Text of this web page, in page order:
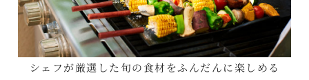
シェフが厳選した旬の食材をふんだんに楽しめる